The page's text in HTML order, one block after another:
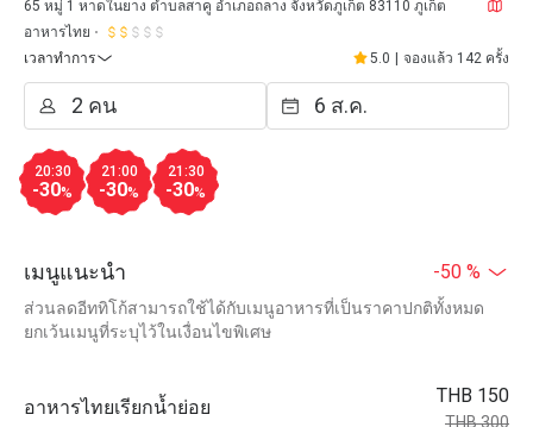
Phuket Resort & Villas)
65 หมู่ 1 หาดในยาง ตำบลสาคู อำเภอถลาง จังหวัดภูเก็ต 83110 ภูเก็ต
อาหารไทย
เวลาทำการ
5.0 จองแล้ว 142 ครั้ง
20:30
-30%
21:00
-30%
21:30
-30%
เมนูแนะนำ -50 %
ส่วนลดอีททิโก้สามารถใช้ได้กับเมนูอาหารที่เป็นราคาปกติทั้งหมด
ยกเว้นเมนูที่ระบุไว้ในเงื่อนไขพิเศษ
อาหารไทยเรียกน้ำย่อย
THB 150
THB 300